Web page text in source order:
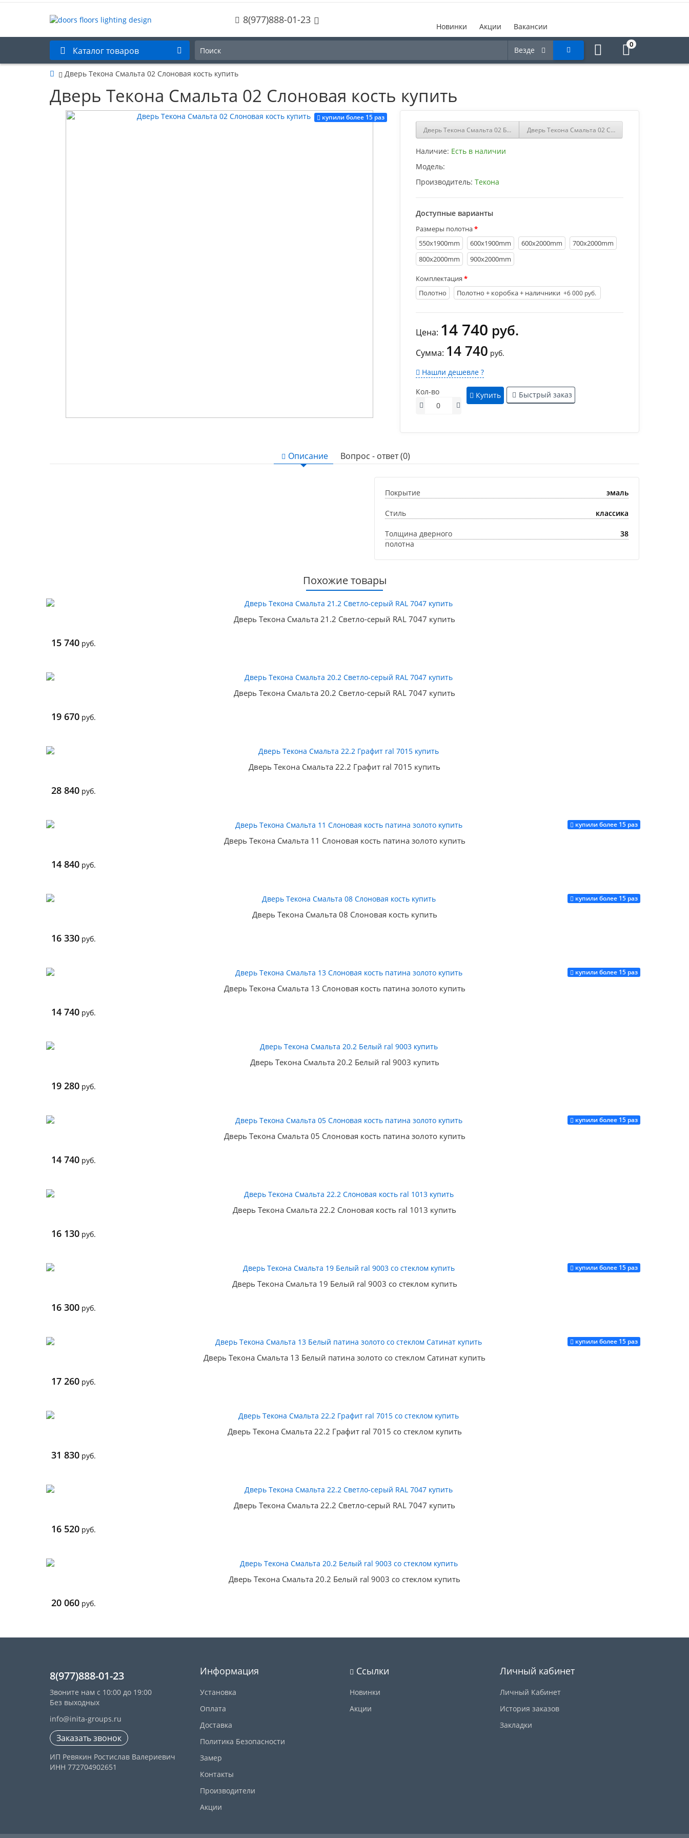
8(977)888-01-23
Новинки Акции Вакансии
Каталог товаров Везде
0
Дверь Текона Смальта 02 Слоновая кость купить
Дверь Текона Смальта 02 Слоновая кость купить
купили более 15 раз
Дверь Текона Смальта 02 Белый купитьДверь Текона Смальта 02 Слоновая кость со
Наличие: Есть в наличии
Модель:
Производитель: Текона
Доступные варианты
Размеры полотна
550х1900mm
600х1900mm 600х2000mm
700х2000mm
800х2000mm
900х2000mm
Комплектация
Полотно
Полотно + коробка + наличники +6 000 руб.
Цена: 14 740 руб.
Сумма: 14 740 руб.
Нашли дешевле ?
Кол-во
Купить Быстрый заказ
Описание Вопрос - ответ (0)
Покрытие эмаль
Стиль классика
Толщина дверного
полотна
38
Похожие товары
Дверь Текона Смальта 21.2 Светло-серый RAL 7047 купить
15 740 руб.
Дверь Текона Смальта 20.2 Светло-серый RAL 7047 купить
19 670 руб.
Дверь Текона Смальта 22.2 Графит ral 7015 купить
28 840 руб.
Купить
купили более 15 раз
Дверь Текона Смальта 11 Слоновая кость патина золото купить
14 840 руб.
Купить
купили более 15 раз
Дверь Текона Смальта 08 Слоновая кость купить
16 330 руб.
Купить
купили более 15 раз
Дверь Текона Смальта 13 Слоновая кость патина золото купить
14 740 руб.
Дверь Текона Смальта 20.2 Белый ral 9003 купить
19 280 руб.
Купить
купили более 15 раз
Дверь Текона Смальта 05 Слоновая кость патина золото купить
14 740 руб.
Дверь Текона Смальта 22.2 Слоновая кость ral 1013 купить
16 130 руб.
Купить
купили более 15 раз
Дверь Текона Смальта 19 Белый ral 9003 со стеклом купить
16 300 руб.
Купить
купили более 15 раз
Дверь Текона Смальта 13 Белый патина золото со стеклом Сатинат купить
17 260 руб.
Дверь Текона Смальта 22.2 Графит ral 7015 со стеклом купить
31 830 руб.
Дверь Текона Смальта 22.2 Светло-серый RAL 7047 купить
16 520 руб.
Дверь Текона Смальта 20.2 Белый ral 9003 со стеклом купить
20 060 руб.
Купить
8(977)888-01-23
Звоните нам с 10:00 до 19:00
Без выходных
info@inita-groups.ru
Заказать звонок
ИП Ревякин Ростислав Валериевич
ИНН 772704902651
Информация
Установка
Оплата
Доставка
Политика Безопасности
Замер
Контакты
Производители
Акции
Ссылки
Новинки
Акции
Личный кабинет
Личный Кабинет
История заказов
Закладки